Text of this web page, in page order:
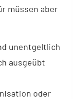
müssen aber
unentgeltlich
ausgeübt
oder